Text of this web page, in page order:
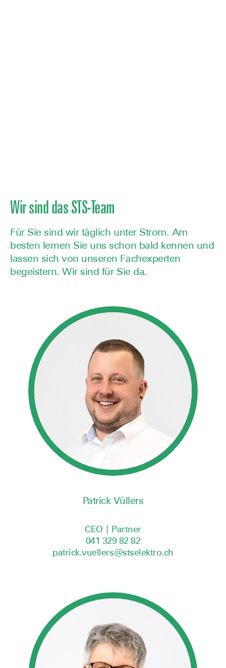
Wir sind das STS-Team
Für Sie sind wir täglich unter Strom. Am
besten lernen Sie uns schon bald kennen und
lassen sich von unseren Fachexperten
begeistern. Wir sind für Sie da.
Patrick Vüllers
CEO | Partner
041 329 82 82
patrick.vuellers@stselektro.ch